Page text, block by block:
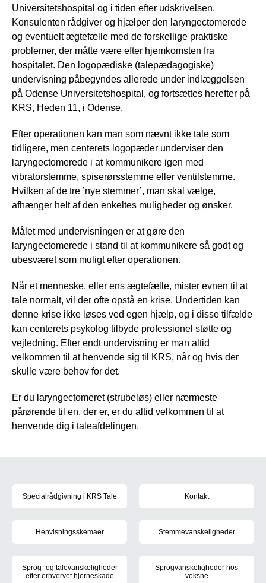
Universitetshospital og i tiden efter udskrivelsen.
Konsulenten rådgiver og hjælper den laryngectomerede
og eventuelt ægtefælle med de forskellige praktiske
problemer, der måtte være efter hjemkomsten fra
hospitalet. Den logopædiske (talepædagogiske)
undervisning påbegyndes allerede under indlæggelsen
på Odense Universitetshospital, og fortsættes herefter på
KRS, Heden 11, i Odense.
Efter operationen kan man som nævnt ikke tale som
tidligere, men centerets logopæder underviser den
laryngectomerede i at kommunikere igen med
vibratorstemme, spiserørsstemme eller ventilstemme.
Hvilken af de tre ’nye stemmer’, man skal vælge,
afhænger helt af den enkeltes muligheder og ønsker.
Målet med undervisningen er at gøre den
laryngectomerede i stand til at kommunikere så godt og
ubesværet som muligt efter operationen.
Når et menneske, eller ens ægtefælle, mister evnen til at
tale normalt, vil der ofte opstå en krise. Undertiden kan
denne krise ikke løses ved egen hjælp, og i disse tilfælde
kan centerets psykolog tilbyde professionel støtte og
vejledning. Efter endt undervisning er man altid
velkommen til at henvende sig til KRS, når og hvis der
skulle være behov for det.
Er du laryngectomeret (strubeløs) eller nærmeste
pårørende til en, der er, er du altid velkommen til at
henvende dig i taleafdelingen.
Specialrådgivning i KRS Tale Kontakt
Henvisningsskemaer Stemmevanskeligheder
Sprog- og talevanskeligheder
efter erhvervet hjerneskade
Sprogvanskeligheder hos
voksne